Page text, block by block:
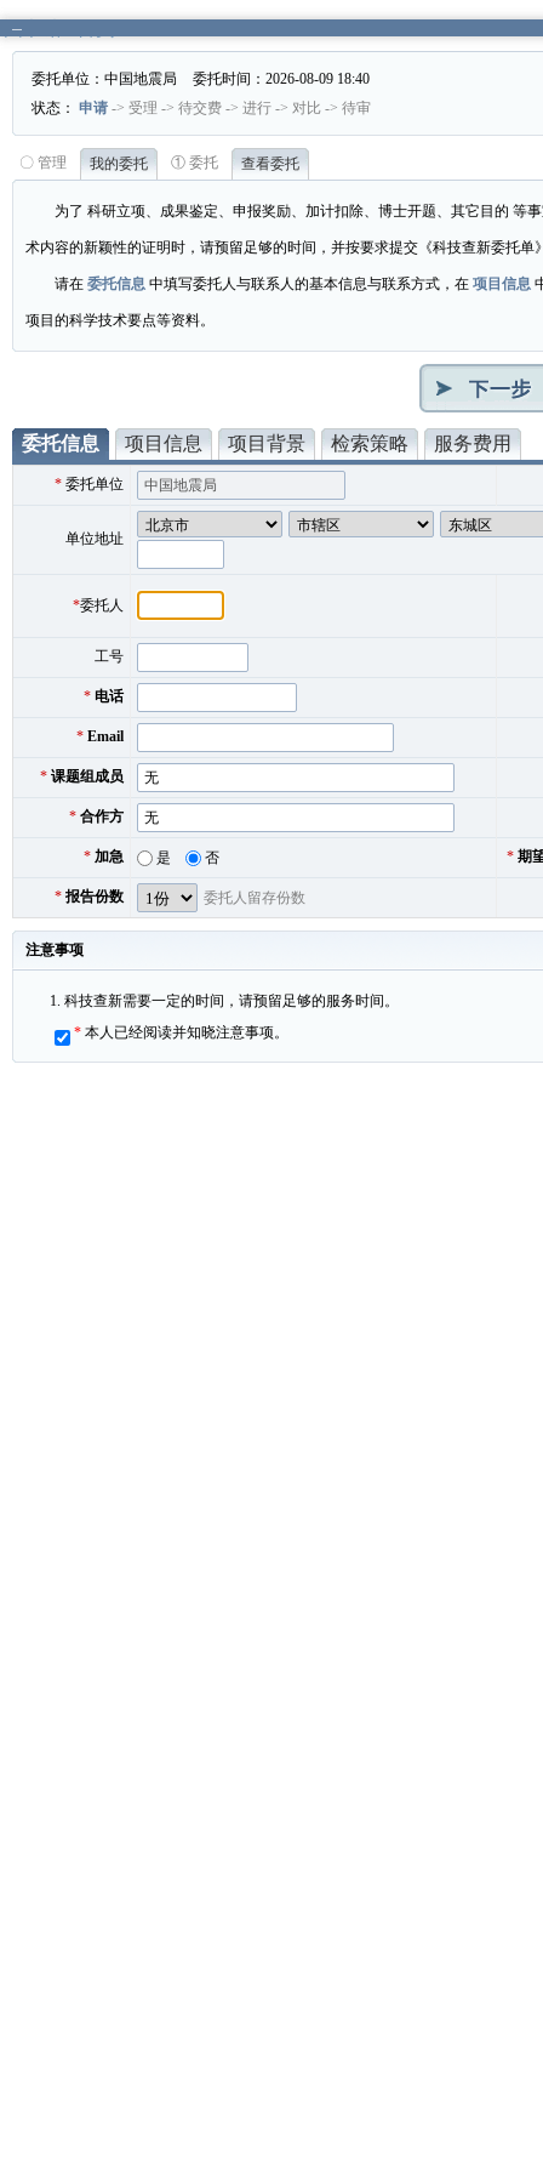
图书馆
委托单位： 中国地震局
委托时间：2026-08-09 18:40
状态： 申请 -> 受理 -> 待交费 -> 进行 -> 对比 -> 待审
〇 管理 我的委托 ① 委托 查看委托
为了 科研立项、 成果鉴定、 申报奖励、 加计扣除、 博士开题、 其它目的 等
术内容的新颖性的证明时，请预留足够的时间，并按要求提交《科技查新委托单
请在 委托信息 中填写委托人与联系人的基本信息与联系方式，在 项目信息
项目的科学技术要点等资料。
委托信息 项目信息 项目背景 检索策略 服务费用
* 委托单位
单位地址
*委托人
工号
* 电话
* Email
* 课题组成员
* 合作方
* 加急 是 否 * 期
* 报告份数 委托人留存份数
注意事项
科技查新需要一定的时间，请预留足够的服务时间。
* 本人已经阅读并知晓注意事项。